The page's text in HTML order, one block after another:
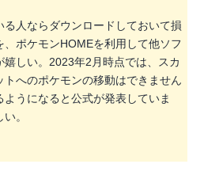
る人ならダウンロードしておいて損
、ポケモンHOMEを利用して他ソフ
嬉しい。2023年2月時点では、スカ
トへのポケモンの移動はできません
うになると公式が発表していま
。